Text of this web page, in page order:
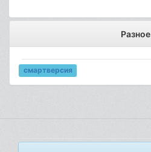
Разное
смартверсия